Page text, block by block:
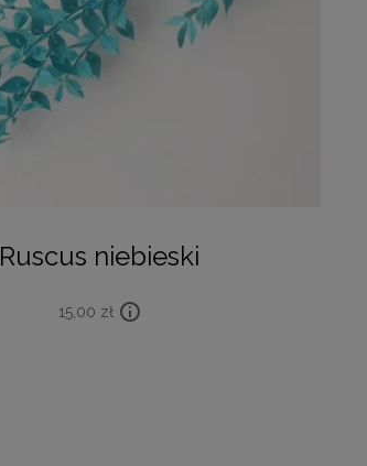
Ruscus niebieski
15,00 zł